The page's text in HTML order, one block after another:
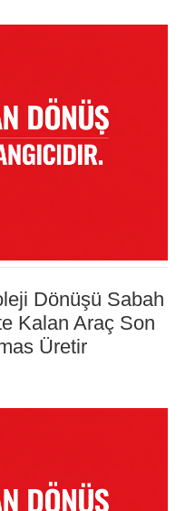
Dönüşü Sabah
Kalan Araç Son
Üretir